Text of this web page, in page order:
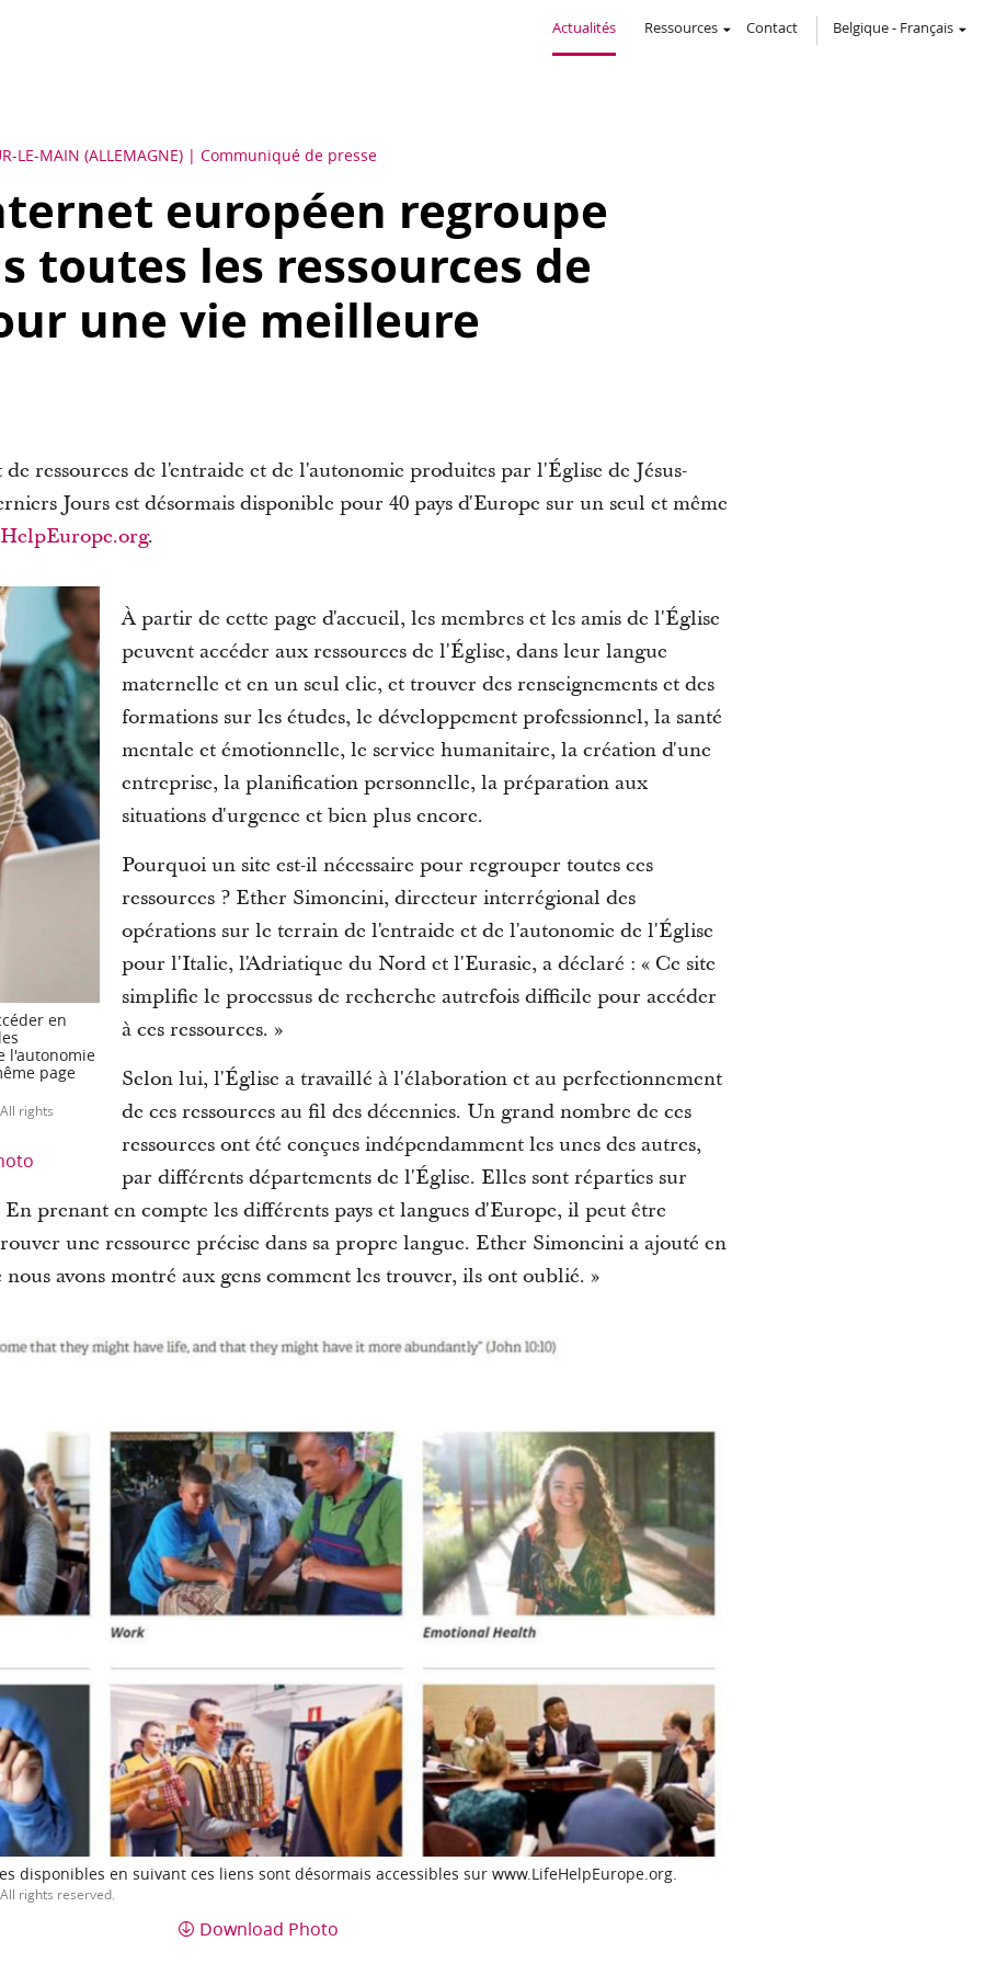
Actualités Ressources Contact Belgique- Français
LE-MAIN (ALLEMAGNE) Communiqué de presse
européen regroupe
toutes les ressources de
une vie meilleure
ressources de l'entraide et de l'autonomie produites par l'Église de Jésus-
Jours est désormais disponible pour 40 pays d'Europe sur un seul et même
.
en
l'autonomie
page
rights
À partir de cette page d'accueil, les membres et les amis de l'Église
peuvent accéder aux ressources de l'Église, dans leur langue
maternelle et en un seul clic, et trouver des renseignements et des
formations sur les études, le développement professionnel, la santé
mentale et émotionnelle, le service humanitaire, la création d'une
entreprise, la planification personnelle, la préparation aux
situations d'urgence et bien plus encore.
Pourquoi un site est-il nécessaire pour regrouper toutes ces
ressources ? Ether Simoncini, directeur interrégional des
opérations sur le terrain de l'entraide et de l'autonomie de l'Église
pour l'Italie, l'Adriatique du Nord et l'Eurasie, a déclaré : « Ce site
simplifie le processus de recherche autrefois difficile pour accéder
à ces ressources. »
Selon lui, l'Église a travaillé à l'élaboration et au perfectionnement
de ces ressources au fil des décennies. Un grand nombre de ces
ressources ont été conçues indépendamment les unes des autres,
par différents départements de l'Église. Elles sont réparties sur
prenant en compte les différents pays et langues d'Europe, il peut être
une ressource précise dans sa propre langue. Ether Simoncini a ajouté en
avons montré aux gens comment les trouver, ils ont oublié. »
disponibles en suivant ces liens sont désormais accessibles sur www.LifeHelpEurope.org.
rights reserved.
Download Photo